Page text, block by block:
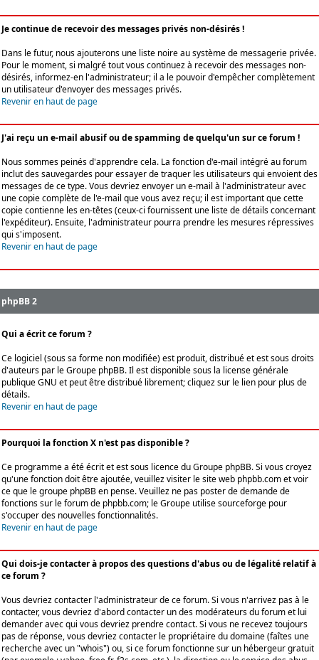
Je continue de recevoir des messages privés non-désirés !
Dans le futur, nous ajouterons une liste noire au système de messagerie privée.
Pour le moment, si malgré tout vous continuez à recevoir des messages non-
désirés, informez-en l'administrateur; il a le pouvoir d'empêcher complètement
un utilisateur d'envoyer des messages privés.
Revenir en haut de page
J'ai reçu un e-mail abusif ou de spamming de quelqu'un sur ce forum !
Nous sommes peinés d'apprendre cela. La fonction d'e-mail intégré au forum
inclut des sauvegardes pour essayer de traquer les utilisateurs qui envoient des
messages de ce type. Vous devriez envoyer un e-mail à l'administrateur avec
une copie complète de l'e-mail que vous avez reçu; il est important que cette
copie contienne les en-têtes (ceux-ci fournissent une liste de détails concernant
l'expéditeur). Ensuite, l'administrateur pourra prendre les mesures répressives
qui s'imposent.
Revenir en haut de page
phpBB 2
Qui a écrit ce forum ?
Ce logiciel (sous sa forme non modifiée) est produit, distribué et est sous droits
d'auteurs par leGroupe phpBB. Il est disponible sous la license générale
publique GNU et peut être distribué librement; cliquez sur le lien pour plus de
détails.
Revenir en haut de page
Pourquoi la fonction X n'est pas disponible ?
Ce programme a été écrit et est sous licence du Groupe phpBB. Si vous croyez
qu'une fonction doit être ajoutée, veuillez visiter le site web phpbb.com et voir
ce que le groupe phpBB en pense. Veuillez ne pas poster de demande de
fonctions sur le forum de phpbb.com; le Groupe utilise sourceforge pour
s'occuper des nouvelles fonctionnalités.
Revenir en haut de page
Qui dois-je contacter à propos des questions d'abus ou de légalité relatif à
ce forum ?
Vous devriez contacter l'administrateur de ce forum. Si vous n'arrivez pas à le
contacter, vous devriez d'abord contacter un des modérateurs du forum et lui
demander avec qui vous devriez prendre contact. Si vous ne recevez toujours
pas de réponse, vous devriez contacter le propriétaire du domaine (faîtes une
recherche avec un "whois") ou, si ce forum fonctionne sur un hébergeur gratuit